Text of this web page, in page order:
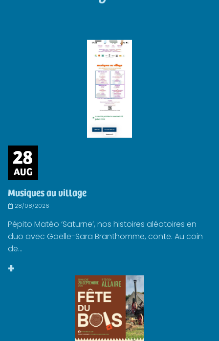
28
AUG
Musiques au village
28/08/2026
Pépito Matéo ‘Saturne’, nos histoires aléatoires en
duo avec Gaëlle-Sara Branthomme, conte. Au coin
de...
+